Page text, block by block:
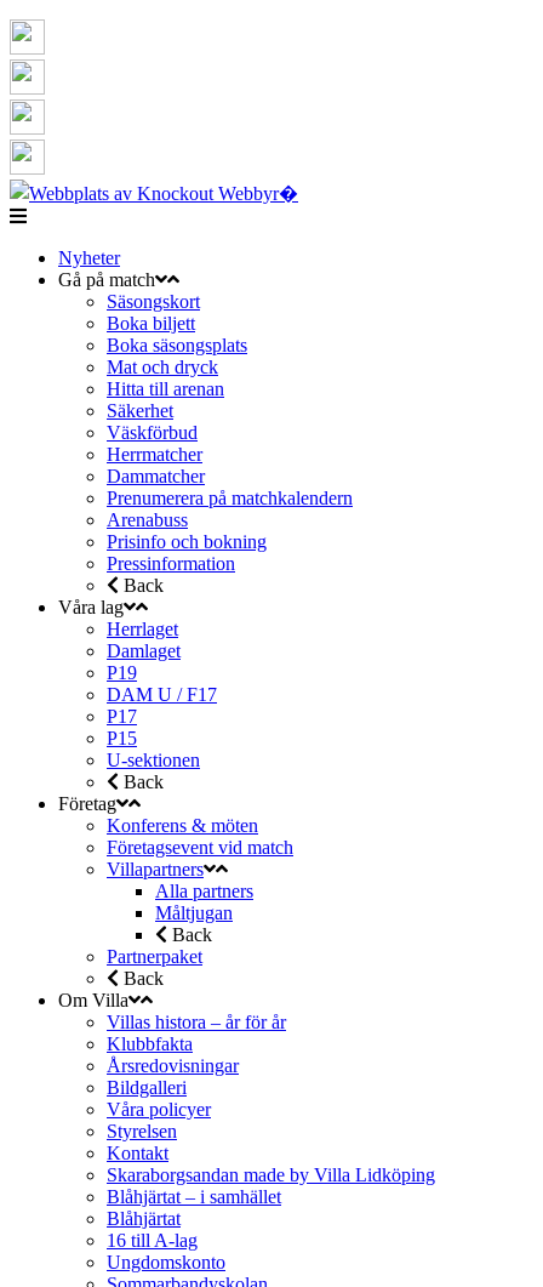
Nyheter
Gå på match
Säsongskort
Boka biljett
Boka säsongsplats
Mat och dryck
Hitta till arenan
Säkerhet
Väskförbud
Herrmatcher
Dammatcher
Prenumerera på matchkalendern
Arenabuss
Prisinfo och bokning
Pressinformation
Back
Våra lag
Herrlaget
Damlaget
P19
DAM U / F17
P17
P15
U-sektionen
Back
Företag
Konferens & möten
Företagsevent vid match
Villapartners
Alla partners
Måltjugan
Back
Partnerpaket
Back
Om Villa
Villas histora – år för år
Klubbfakta
Årsredovisningar
Bildgalleri
Våra policyer
Styrelsen
Kontakt
Skaraborgsandan made by Villa Lidköping
Blåhjärtat – i samhället
Blåhjärtat
16 till A-lag
Ungdomskonto